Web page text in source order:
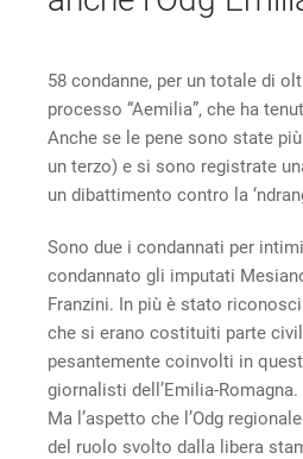
58 condanne, per un totale di
processo “Aemilia”, che ha
Anche se le pene sono state
un terzo) e si sono registrate
un dibattimento contro la
Sono due i condannati per
condannato gli imputati
Franzini. In più è stato
che si erano costituiti parte
pesantemente coinvolti in
giornalisti dell’Emilia-Romagna.
Ma l’aspetto che l’Odg
del ruolo svolto dalla libera